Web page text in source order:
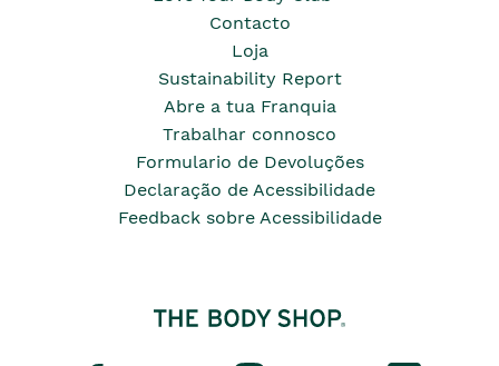
Contacto
Loja
Sustainability Report
Abre a tua Franquia
Trabalhar connosco
Formulario de Devoluções
Declaração de Acessibilidade
Feedback sobre Acessibilidade